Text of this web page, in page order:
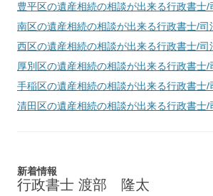
豊平区の遺産相続の相談が出来る行政書士/
南区の遺産相続の相談が出来る行政書士/司
西区の遺産相続の相談が出来る行政書士/司
厚別区の遺産相続の相談が出来る行政書士/
手稲区の遺産相続の相談が出来る行政書士/
清田区の遺産相続の相談が出来る行政書士/
新着情報
行政書士 渡部 隆太